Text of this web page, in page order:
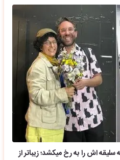
اش را به رخ میکشد؛ زیباتر از